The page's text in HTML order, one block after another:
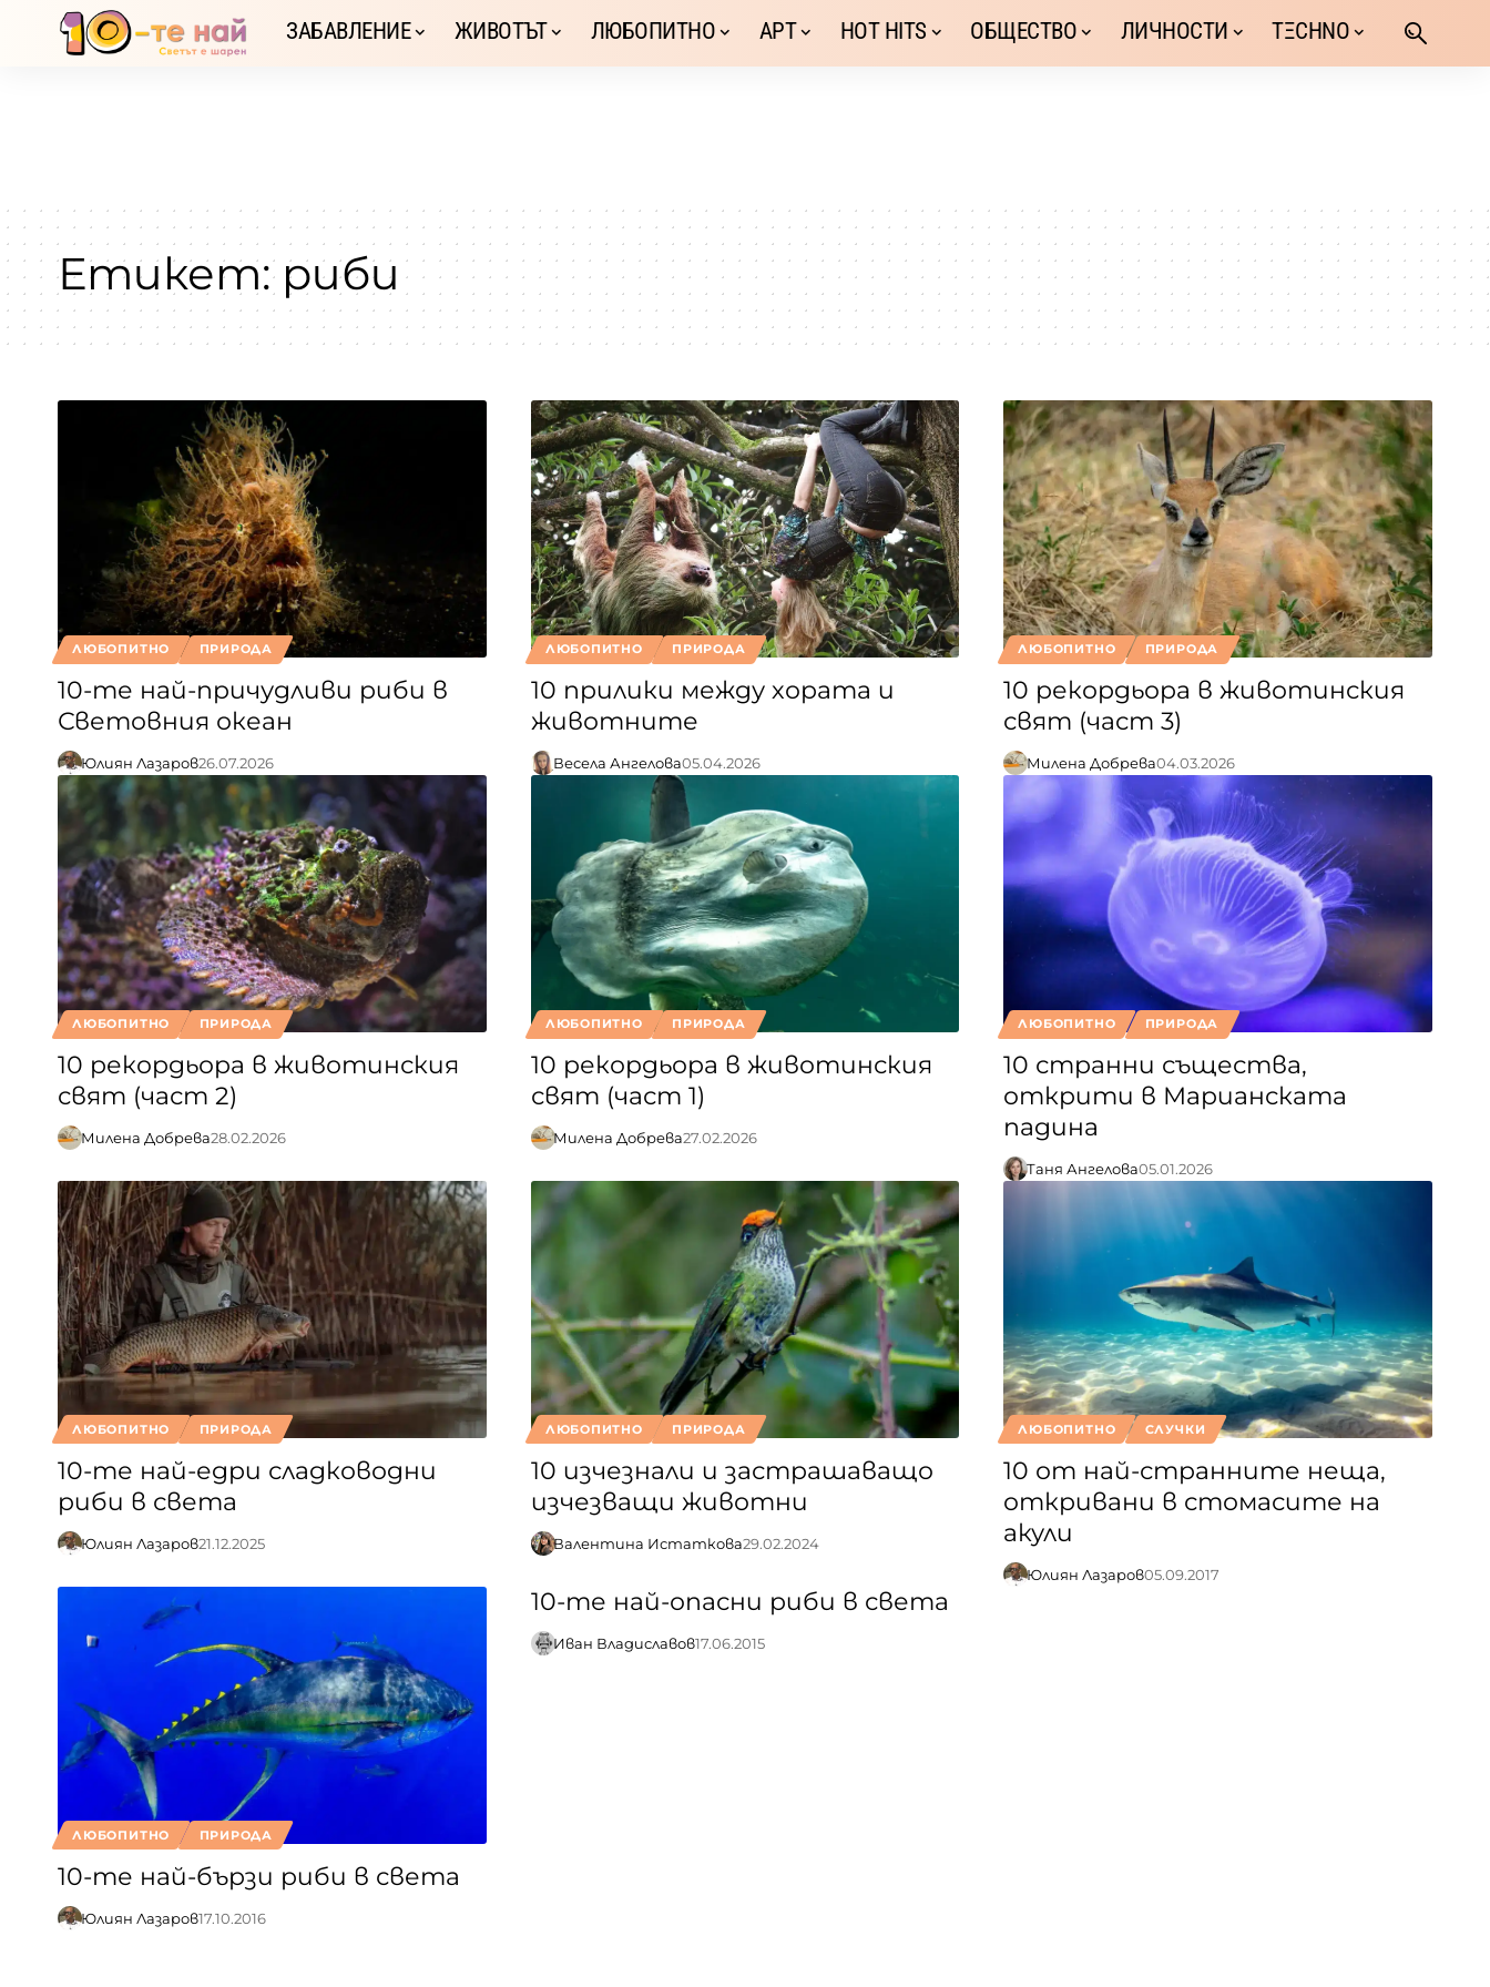
ЗАБАВЛЕНИЕ ЖИВОТЪТ ЛЮБОПИТНО АРТ HOT HITS ОБЩЕСТВО ЛИЧНОСТИ TΞCHNO
Етикет: риби
ЛЮБОПИТНО ПРИРОДА
10-те най-причудливи риби в
Световния океан
Юлиян Лазаров26.07.2026
ЛЮБОПИТНО ПРИРОДА
10 прилики между хората и
животните
Весела Ангелова05.04.2026
ЛЮБОПИТНО ПРИРОДА
10 рекордьора в животинския
свят (част 3)
Милена Добрева04.03.2026
ЛЮБОПИТНО ПРИРОДА
10 рекордьора в животинския
свят (част 2)
Милена Добрева28.02.2026
ЛЮБОПИТНО ПРИРОДА
10 рекордьора в животинския
свят (част 1)
Милена Добрева27.02.2026
ЛЮБОПИТНО ПРИРОДА
10 странни същества,
открити в Марианската
падина
Таня Ангелова05.01.2026
ЛЮБОПИТНО ПРИРОДА
10-те най-едри сладководни
риби в света
Юлиян Лазаров21.12.2025
ЛЮБОПИТНО ПРИРОДА
10 изчезнали и застрашаващо
изчезващи животни
Валентина Истаткова29.02.2024
ЛЮБОПИТНО СЛУЧКИ
10 от най-странните неща,
откривани в стомасите на
акули
Юлиян Лазаров05.09.2017
ЛЮБОПИТНО ПРИРОДА
10-те най-бързи риби в света
Юлиян Лазаров17.10.2016
10-те най-опасни риби в света
Иван Владиславов17.06.2015